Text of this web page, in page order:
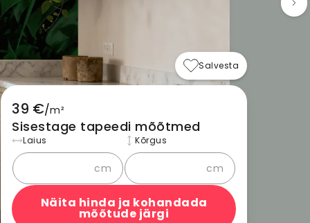
Salvesta
39 €/m²
Sisestage tapeedi mõõtmed
Laius
cm
Kõrgus
cm
Näita hinda ja kohandada
mõõtude järgi